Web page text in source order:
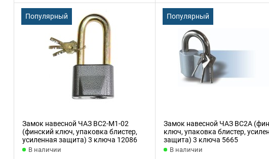
Популярный
Замок навесной ЧАЗ ВС2-М1-02
(финский ключ, упаковка блистер,
усиленная защита) 3 ключа 12086
В наличии
Популярный
Замок навесной ЧАЗ ВС2А
ключ, упаковка блистер,
защита) 3 ключа 5665
В наличии